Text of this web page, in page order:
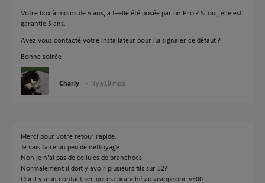
Votre box à moins de 4 ans, a t-elle été posée par un Pro ? Si oui, elle est
garantie 5 ans.
Avez vous contacté votre installateur pour lui signaler ce défaut ?
Bonne soirée
Charly il y a 10 mois
Merci pour votre retour rapide.
Je vais faire un peu de nettoyage.
Non je n'ai pas de cellules de branchées.
Normalement il doit y avoir plusieurs fils sur 32?
Oui il y a un contact sec qui est branché au visiophone v500.